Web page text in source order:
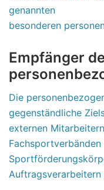
genannten
besonderen
Empfänger
Die
gegenständliche
externen
Fachsportverbänden
Auftragsverarbeitern